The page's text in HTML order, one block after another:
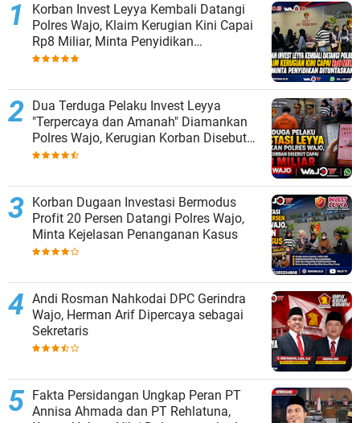
Korban Invest Leyya Kembali Datangi
Polres Wajo, Klaim Kerugian Kini Capai
Rp8 Miliar, Minta Penyidikan
Dituntaskan
Dua Terduga Pelaku Invest Leyya
"Terpercaya dan Amanah" Diamankan
Polres Wajo, Kerugian Korban Disebut
Capai Rp8 Miliar
Korban Dugaan Investasi Bermodus
Profit 20 Persen Datangi Polres Wajo,
Minta Kejelasan Penanganan Kasus
Andi Rosman Nahkodai DPC Gerindra
Wajo, Herman Arif Dipercaya sebagai
Sekretaris
Fakta Persidangan Ungkap Peran PT
Annisa Ahmada dan PT Rehlatuna,